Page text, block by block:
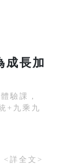
成長加
驗課，
+九乘九
<詳全文>